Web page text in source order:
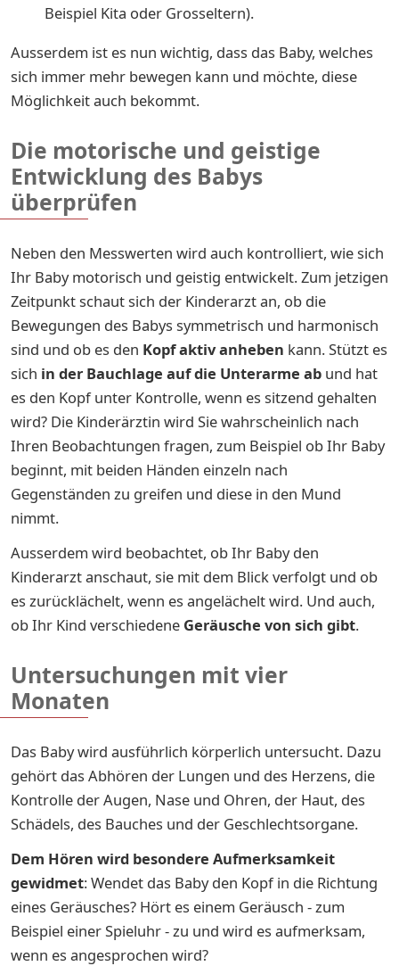
Beispiel Kita oder Grosseltern).
Ausserdem ist es nun wichtig, dass das Baby, welches
sich immer mehr bewegen kann und möchte, diese
Möglichkeit auch bekommt.
Die motorische und geistige
Entwicklung des Babys
überprüfen
Neben den Messwerten wird auch kontrolliert, wie sich
Ihr Baby motorisch und geistig entwickelt. Zum jetzigen
Zeitpunkt schaut sich der Kinderarzt an, ob die
Bewegungen des Babys symmetrisch und harmonisch
sind und ob es den Kopf aktiv anheben kann. Stützt es
sich in der Bauchlage auf die Unterarme ab und hat
es den Kopf unter Kontrolle, wenn es sitzend gehalten
wird? Die Kinderärztin wird Sie wahrscheinlich nach
Ihren Beobachtungen fragen, zum Beispiel ob Ihr Baby
beginnt, mit beiden Händen einzeln nach
Gegenständen zu greifen und diese in den Mund
nimmt.
Ausserdem wird beobachtet, ob Ihr Baby den
Kinderarzt anschaut, sie mit dem Blick verfolgt und ob
es zurücklächelt, wenn es angelächelt wird. Und auch,
ob Ihr Kind verschiedene Geräusche von sich gibt.
Untersuchungen mit vier
Monaten
Das Baby wird ausführlich körperlich untersucht. Dazu
gehört das Abhören der Lungen und des Herzens, die
Kontrolle der Augen, Nase und Ohren, der Haut, des
Schädels, des Bauches und der Geschlechtsorgane.
Dem Hören wird besondere Aufmerksamkeit
gewidmet: Wendet das Baby den Kopf in die Richtung
eines Geräusches? Hört es einem Geräusch - zum
Beispiel einer Spieluhr - zu und wird es aufmerksam,
wenn es angesprochen wird?